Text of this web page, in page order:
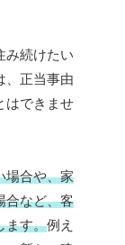
み続けたい
、正当事由
はできませ
場合や、家
合など、客
ます。例え